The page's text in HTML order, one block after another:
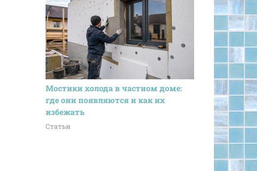
Мостики холода в частном доме:
где они появляются и как их
избежать
Статьи